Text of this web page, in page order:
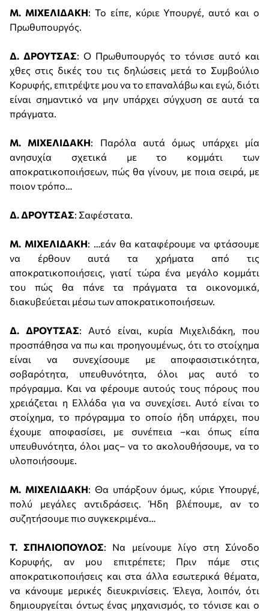
Μ. ΜΙΧΕΛΙΔΑΚΗ: Το είπε, κύριε Υπουργέ, αυτό και ο
Πρωθυπουργός.
Δ. ΔΡΟΥΤΣΑΣ: Ο Πρωθυπουργός το τόνισε αυτό και
χθες στις δικές του τις δηλώσεις μετά το Συμβούλιο
Κορυφής, επιτρέψτε μου να το επαναλάβω και εγώ, διότι
είναι σημαντικό να μην υπάρχει σύγχυση σε αυτά τα
πράγματα.
Μ. ΜΙΧΕΛΙΔΑΚΗ: Παρόλα αυτά όμως υπάρχει μία
ανησυχία σχετικά με το κομμάτι των
αποκρατικοποιήσεων, πώς θα γίνουν, με ποια σειρά, με
ποιον τρόπο…
Δ. ΔΡΟΥΤΣΑΣ: Σαφέστατα.
Μ. ΜΙΧΕΛΙΔΑΚΗ: …εάν θα καταφέρουμε να φτάσουμε
να έρθουν αυτά τα χρήματα από τις
αποκρατικοποιήσεις, γιατί τώρα ένα μεγάλο κομμάτι
του πώς θα πάνε τα πράγματα τα οικονομικά,
διακυβεύεται μέσω των αποκρατικοποιήσεων.
Δ. ΔΡΟΥΤΣΑΣ: Αυτό είναι, κυρία Μιχελιδάκη, που
προσπάθησα να πω και προηγουμένως, ότι το στοίχημα
είναι να συνεχίσουμε με αποφασιστικότητα,
σοβαρότητα, υπευθυνότητα, όλοι μας αυτό το
πρόγραμμα. Και να φέρουμε αυτούς τους πόρους που
χρειάζεται η Ελλάδα για να συνεχίσει. Αυτό είναι το
στοίχημα, το πρόγραμμα το οποίο ήδη υπάρχει, που
έχουμε αποφασίσει, με συνέπεια –και όπως είπα
υπευθυνότητα, όλοι μας– να το ακολουθήσουμε, να το
υλοποιήσουμε.
Μ. ΜΙΧΕΛΙΔΑΚΗ: Θα υπάρξουν όμως, κύριε Υπουργέ,
πολύ μεγάλες αντιδράσεις. Ήδη βλέπουμε, αν το
συζητήσουμε πιο συγκεκριμένα…
Τ. ΣΠΗΛΙΟΠΟΥΛΟΣ: Να μείνουμε λίγο στη Σύνοδο
Κορυφής, αν μου επιτρέπετε; Πριν πάμε στις
αποκρατικοποιήσεις και στα άλλα εσωτερικά θέματα,
να κάνουμε μερικές διευκρινίσεις. Έλεγα, λοιπόν, ότι
δημιουργείται όντως ένας μηχανισμός, το τόνισε και ο